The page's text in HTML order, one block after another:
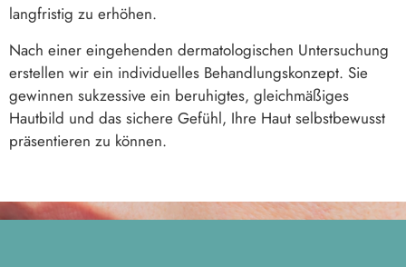
langfristig zu erhöhen.
Nach einer eingehenden dermatologischen Untersuchung
erstellen wir ein individuelles Behandlungskonzept. Sie
gewinnen sukzessive ein beruhigtes, gleichmäßiges
Hautbild und das sichere Gefühl, Ihre Haut selbstbewusst
präsentieren zu können.